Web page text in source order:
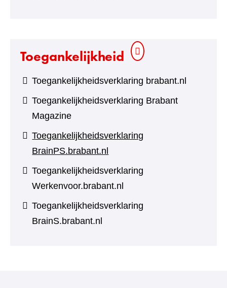
Toegankelijkheid
Toegankelijkheidsverklaring brabant.nl
Toegankelijkheidsverklaring Brabant
Magazine
Toegankelijkheidsverklaring
BrainPS.brabant.nl
Toegankelijkheidsverklaring
Werkenvoor.brabant.nl
Toegankelijkheidsverklaring
BrainS.brabant.nl